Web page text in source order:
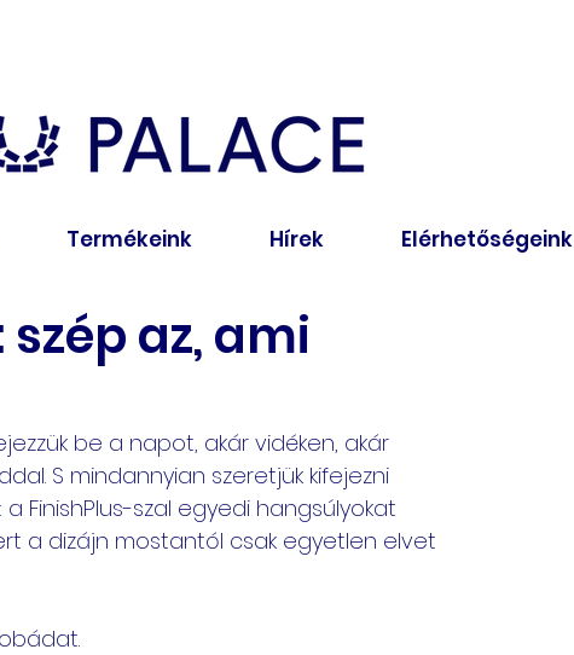
Termékeink Hírek Elérhetőségeink
az, ami
be a napot, akár vidéken, akár
S mindannyian szeretjük kifejezni
FinishPlus-szal egyedi hangsúlyokat
a dizájn mostantól csak egyetlen elvet